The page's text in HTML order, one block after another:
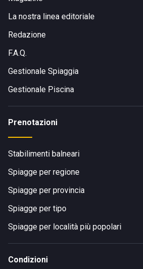
La nostra linea editoriale
Redazione
F.A.Q.
Gestionale Spiaggia
Gestionale Piscina
Prenotazioni
Stabilimenti balneari
Spiagge per regione
Spiagge per provincia
Spiagge per tipo
Spiagge per località più popolari
Condizioni